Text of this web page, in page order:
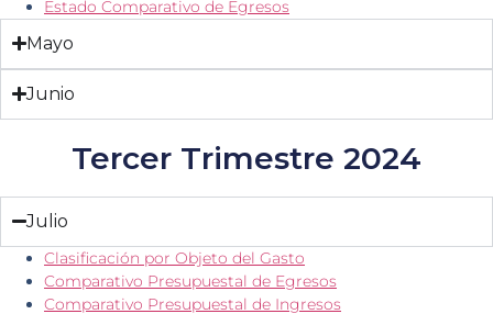
Estado Comparativo de Egresos
Mayo
Junio
Tercer Trimestre 2024
Julio
Clasificación por Objeto del Gasto
Comparativo Presupuestal de Egresos
Comparativo Presupuestal de Ingresos